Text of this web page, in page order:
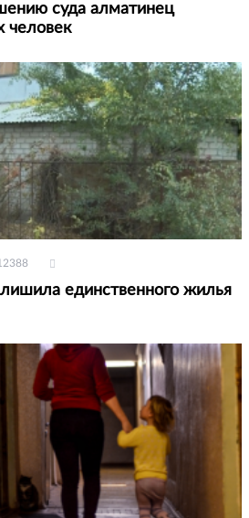
суда алматинец
человек
единственного жилья